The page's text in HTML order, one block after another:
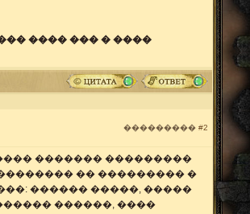
���� ��� � ����
��������� #2
������� ���������
�� ��������� �
������ �����, �����
������, ����